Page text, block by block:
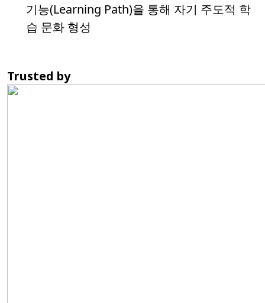
기능(Learning Path)을 통해 자기 주도적 학
습 문화 형성
Trusted by